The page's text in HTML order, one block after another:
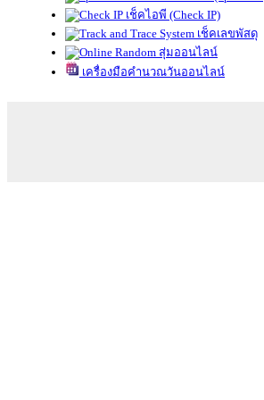
เช็คไอพี (Check IP)
เช็คเลขพัสดุ
สุ่มออนไลน์
เครื่องมือคำนวณวันออนไลน์